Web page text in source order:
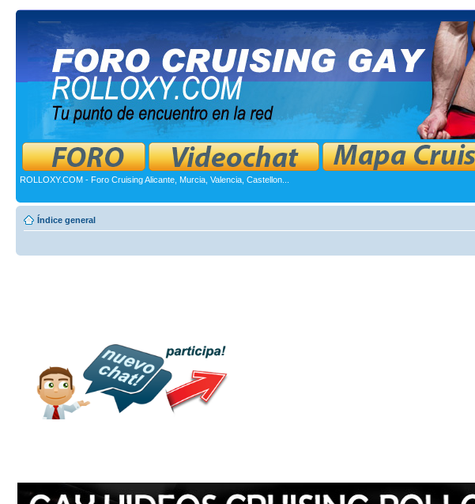
ROLLOXY.COM - Foro Cruising Alicante, Murcia, Valencia, Castellon...
Índice general